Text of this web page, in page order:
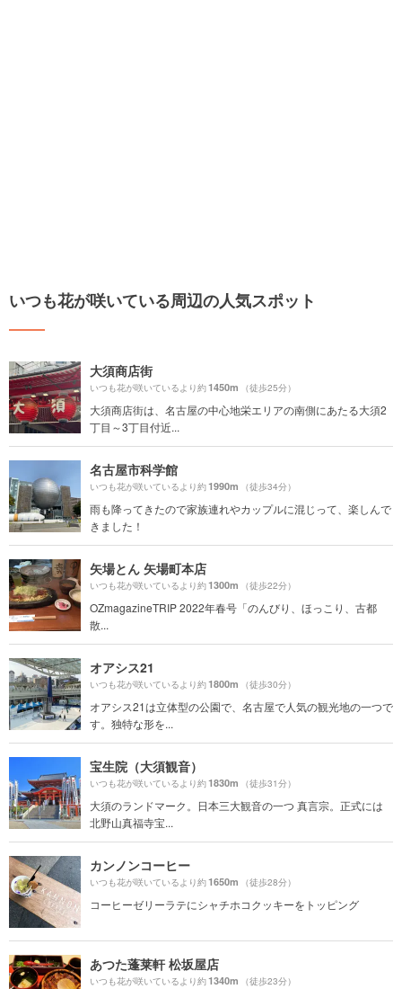
いつも花が咲いている周辺の人気スポット
大須商店街
いつも花が咲いているより約1450m （徒歩25分）
大須商店街は、名古屋の中心地栄エリアの南側にあたる大須2
丁目～3丁目付近...
名古屋市科学館
いつも花が咲いているより約1990m （徒歩34分）
雨も降ってきたので家族連れやカップルに混じって、楽しんで
きました！
矢場とん 矢場町本店
いつも花が咲いているより約1300m （徒歩22分）
OZmagazineTRIP 2022年春号「のんびり、ほっこり、古都
散...
オアシス21
いつも花が咲いているより約1800m （徒歩30分）
オアシス21は立体型の公園で、名古屋で人気の観光地の一つで
す。独特な形を...
宝生院（大須観音）
いつも花が咲いているより約1830m （徒歩31分）
大須のランドマーク。日本三大観音の一つ 真言宗。正式には
北野山真福寺宝...
カンノンコーヒー
いつも花が咲いているより約1650m （徒歩28分）
コーヒーゼリーラテにシャチホコクッキーをトッピング
あつた蓬莱軒 松坂屋店
いつも花が咲いているより約1340m （徒歩23分）